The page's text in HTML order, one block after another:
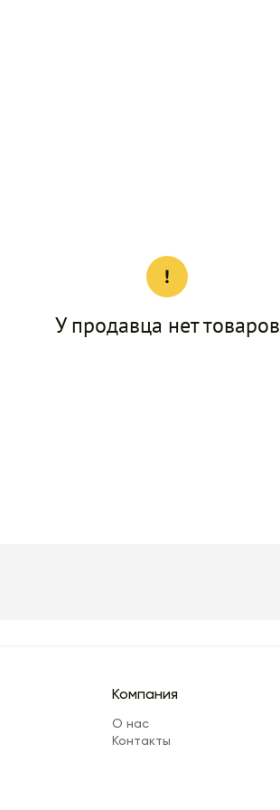
У продавца нет товаров
Компания
О нас
Контакты